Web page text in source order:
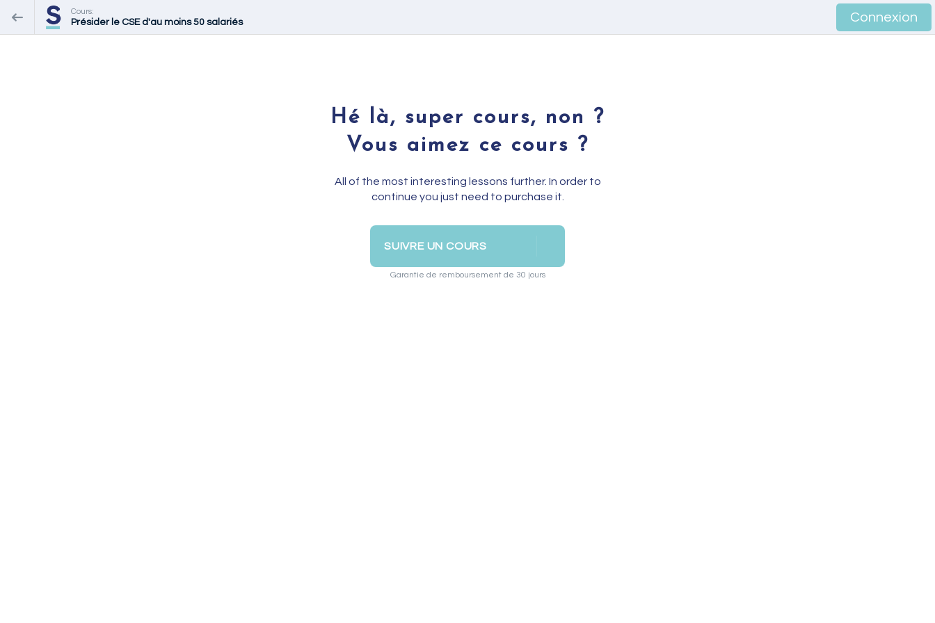
Cours:
Présider le CSE d'au moins 50 salariés Connexion
Hé là, super cours, non ?
Vous aimez ce cours ?
All of the most interesting lessons further. In order to
continue you just need to purchase it.
SUIVRE UN COURS
Garantie de remboursement de 30 jours